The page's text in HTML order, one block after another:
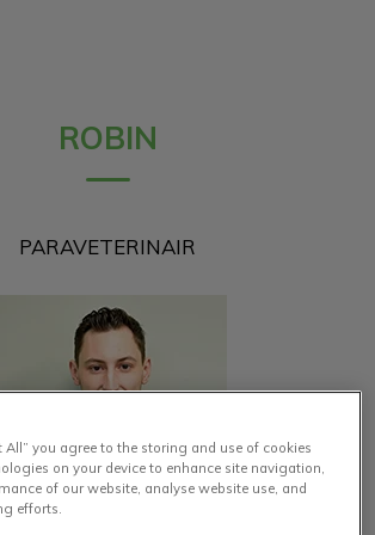
ROBIN
PARAVETERINAIR
All” you agree to the storing and use of cookies
on your device to enhance site navigation,
of our website, analyse website use, and
efforts.